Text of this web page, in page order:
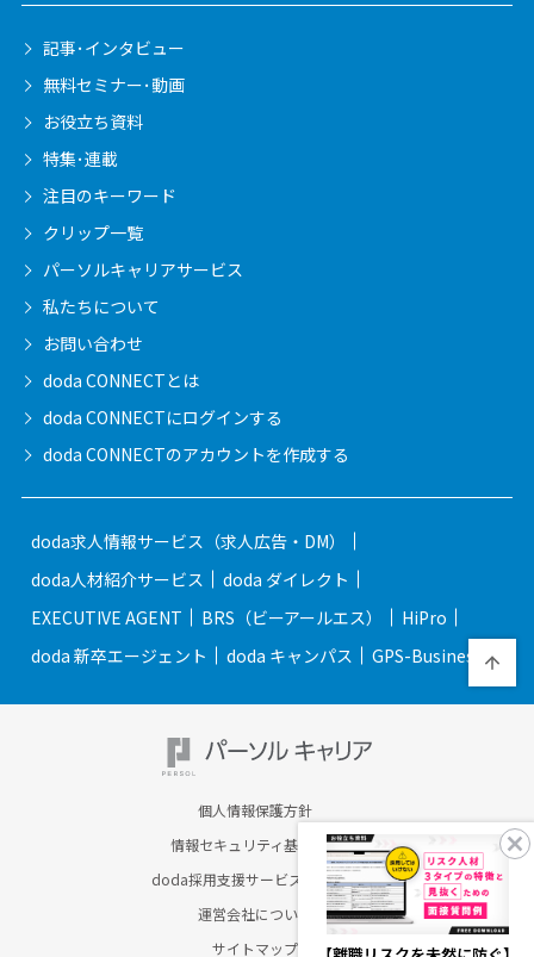
記事･インタビュー
無料セミナー･動画
お役立ち資料
特集･連載
注目のキーワード
クリップ一覧
パーソルキャリアサービス
私たちについて
お問い合わせ
doda CONNECTとは
doda CONNECTにログインする
doda CONNECTのアカウントを作成する
doda求人情報サービス（求人広告・DM）
doda人材紹介サービス
doda ダイレクト
EXECUTIVE AGENT
BRS（ビーアールエス）
HiPro
doda 新卒エージェント
doda キャンパス GPS-Business
個人情報保護方針
情報セキュリティ基本方針
doda採用支援サービスのご案内
運営会社について
サイトマップ